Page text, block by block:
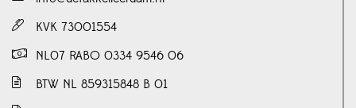
KVK 73001554
NL07 RABO 0334 9546 06
BTW NL 859315848 B 01